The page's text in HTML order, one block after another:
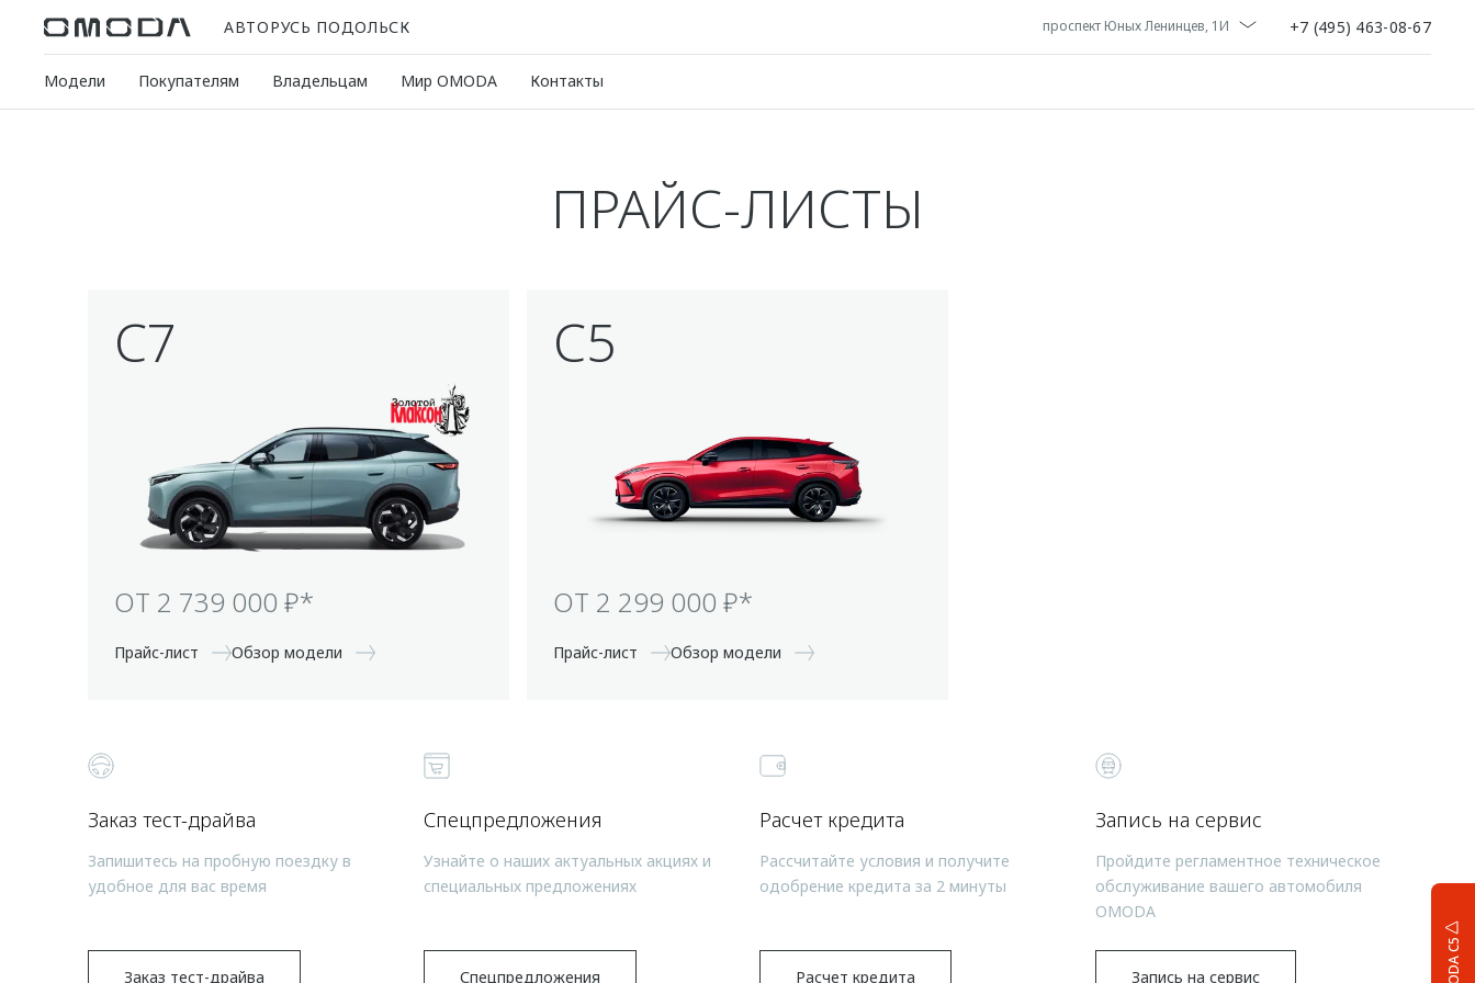
АВТОРУСЬ ПОДОЛЬСК проспект Юных Ленинцев, 1И +7 (495) 463-08-67
Модели Покупателям Владельцам Мир OMODA Контакты
ПРАЙС-ЛИСТЫ
C7
ОТ 2 739 000 ₽*
Прайс-лист Обзор модели
C5
ОТ 2 299 000 ₽*
Прайс-лист Обзор модели
Заказ тест-драйва
Запишитесь на пробную поездку в
удобное для вас время
Заказ тест-драйва
Спецпредложения
Узнайте о наших актуальных акциях и
специальных предложениях
Спецпредложения
Расчет кредита
Рассчитайте условия и получите
одобрение кредита за 2 минуты
Расчет кредита
Запись на сервис
Пройдите регламентное техническое
обслуживание вашего автомобиля
OMODA
Запись на сервис